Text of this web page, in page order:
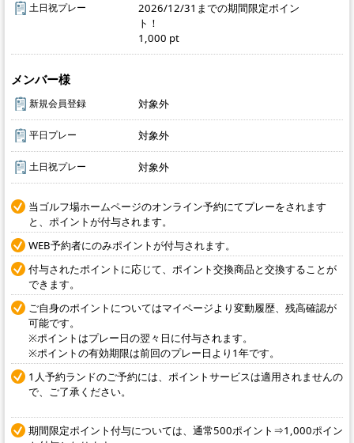
土日祝プレー
2026/12/31までの期間限定ポイン
ト！
1,000 pt
メンバー様
新規会員登録 対象外
平日プレー 対象外
土日祝プレー 対象外
当ゴルフ場ホームページのオンライン予約にてプレーをされます
と、ポイントが付与されます。
WEB予約者にのみポイントが付与されます。
付与されたポイントに応じて、ポイント交換商品と交換することが
できます。
ご自身のポイントについてはマイページより変動履歴、残高確認が
可能です。
※ポイントはプレー日の翌々日に付与されます。
※ポイントの有効期限は前回のプレー日より1年です。
1人予約ランドのご予約には、ポイントサービスは適用されませんの
で、ご了承ください。
期間限定ポイント付与については、通常500ポイント⇒1,000ポイン